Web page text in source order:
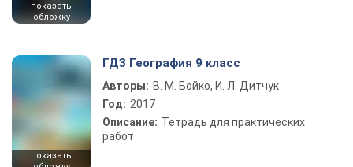
показать
обложку
показать
ГДЗ География 9 класс
Авторы: В. М. Бойко, И. Л. Дитчук
Год: 2017
Описание: Тетрадь для практических
работ